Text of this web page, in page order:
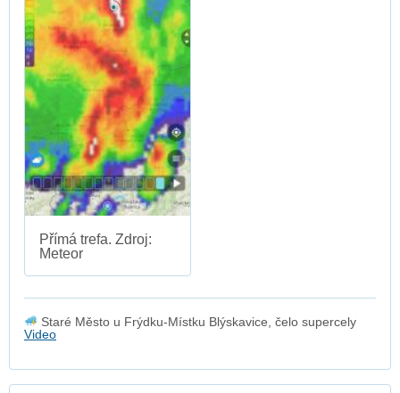
Přímá trefa. Zdroj:
Meteor
Staré Město u Frýdku-Místku Blýskavice, čelo supercely
Video